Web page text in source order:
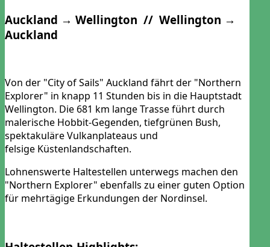
Auckland → Wellington // Wellington →
Auckland
Von der "City of Sails" Auckland fährt der "Northern
Explorer" in knapp 11 Stunden bis in die Hauptstadt
Wellington. Die 681 km lange Trasse führt durch
malerische Hobbit-Gegenden, tiefgrünen Bush,
spektakuläre Vulkanplateaus und
felsige Küstenlandschaften.
Lohnenswerte Haltestellen unterwegs machen den
"Northern Explorer" ebenfalls zu einer guten Option
für mehrtägige Erkundungen der Nordinsel.